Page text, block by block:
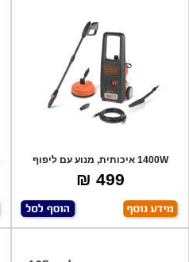
1400W איכותית, מנוע עם ליפוף
נחושת, מנג
499 ₪